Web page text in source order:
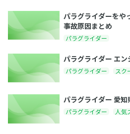
パラグライダーをや
事故原因まとめ
パラグライダー
パラグライダー エ
パラグライダー スク
パラグライダー 愛
パラグライダー 人気